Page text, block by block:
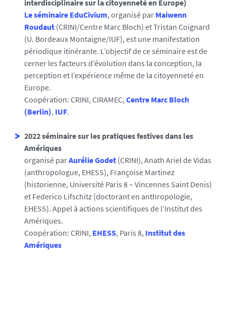
interdisciplinaire sur la citoyenneté en Europe)
Le séminaire EduCivium, organisé par Maiwenn
Roudaut (CRINI/Centre Marc Bloch) et Tristan Coignard
(U. Bordeaux Montaigne/IUF), est une manifestation
périodique itinérante. L’objectif de ce séminaire est de
cerner les facteurs d’évolution dans la conception, la
perception et l’expérience même de la citoyenneté en
Europe.
Coopération: CRINI, CIRAMEC,Centre Marc Bloch
(Berlin), IUF.
2022 séminaire sur les pratiques festives dans les
Amériques
organisé parAurélie Godet (CRINI), Anath Ariel de Vidas
(anthropologue, EHESS), Françoise Martinez
(historienne, Université Paris 8 – Vincennes Saint Denis)
et Federico Lifschitz (doctorant en anthropologie,
EHESS). Appel à actions scientifiques de l’Institut des
Amériques.
Coopération: CRINI, EHESS, Paris 8, Institut des
Amériques